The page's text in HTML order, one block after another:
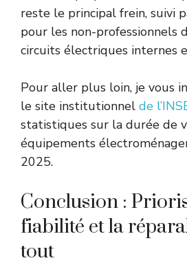
reste le principal frein, suivi
pour les non-professionnels
circuits électriques internes
Pour aller plus loin, je vous
le site institutionnel de
statistiques sur la durée de
équipements
2025.
Conclusion :
fiabilité et la
tout